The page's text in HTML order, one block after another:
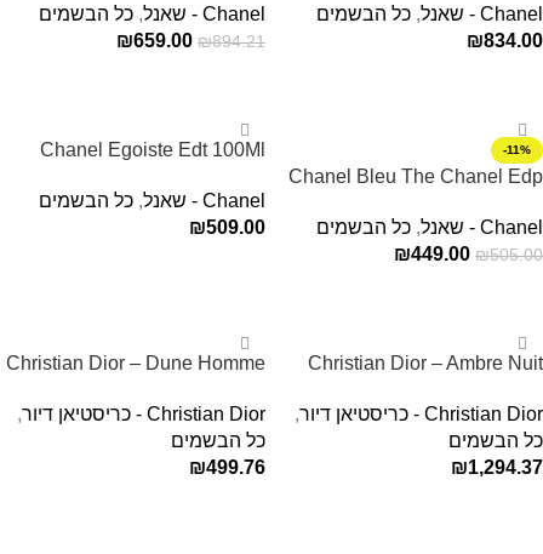
Chanel - שאנל
, כל הבשמים
₪834.00
Chanel - שאנל
, כל הבשמים
₪894.21
₪659.00
-11%
Chanel Bleu The Chanel Edp
Chanel - שאנל
, כל הבשמים
₪505.00
₪449.00
Chanel Egoiste Edt 100Ml
Chanel - שאנל
, כל הבשמים
₪509.00
Christian Dior – Ambre Nuit
Christian Dior - כריסטיאן דיור
,
כל הבשמים
₪1,294.37
Christian Dior – Dune Homme
Christian Dior - כריסטיאן דיור
,
כל הבשמים
₪499.76